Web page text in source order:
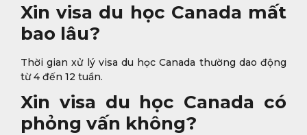
Xin visa du học Canada mất
bao lâu?
Thời gian xử lý visa du học Canada thường dao động
từ 4 đến 12 tuần.
Xin visa du học Canada có
phỏng vấn không?